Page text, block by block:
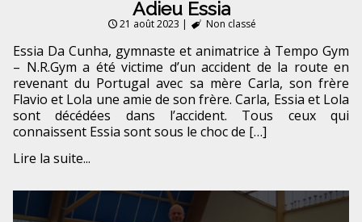
Adieu Essia
21 août 2023 | Non classé
Essia Da Cunha, gymnaste et animatrice à Tempo Gym
– N.R.Gym a été victime d’un accident de la route en
revenant du Portugal avec sa mère Carla, son frère
Flavio et Lola une amie de son frère. Carla, Essia et Lola
sont décédées dans l’accident. Tous ceux qui
connaissent Essia sont sous le choc de […]
Lire la suite...